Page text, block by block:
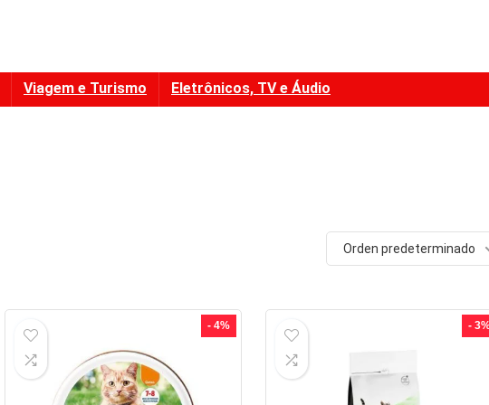
Viagem e Turismo Eletrônicos, TV e Áudio
Orden predeterminado
- 4% -